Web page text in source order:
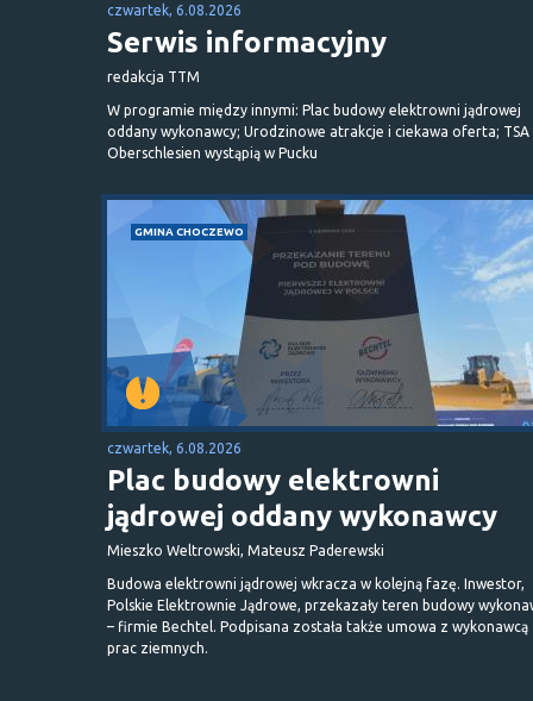
czwartek, 6.08.2026
Serwis informacyjny
redakcja TTM
W programie między innymi: Plac budowy elektrowni jądrowej
oddany wykonawcy; Urodzinowe atrakcje i ciekawa oferta; TSA
Oberschlesien wystąpią w Pucku
GMINA CHOCZEWO
czwartek, 6.08.2026
Plac budowy elektrowni
jądrowej oddany wykonawcy
Mieszko Weltrowski, Mateusz Paderewski
Budowa elektrowni jądrowej wkracza w kolejną fazę. Inwestor,
Polskie Elektrownie Jądrowe, przekazały teren budowy
– firmie Bechtel. Podpisana została także umowa z wykonawcą
prac ziemnych.